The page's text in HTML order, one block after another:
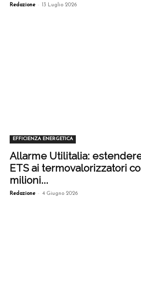
Redazione - 13 Luglio 2026
EFFICIENZA ENERGETICA
Allarme Utilitalia:
ETS ai termovalorizzatori
milioni...
Redazione - 4 Giugno 2026